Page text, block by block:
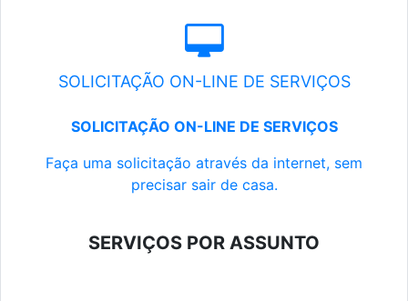
SOLICITAÇÃO ON-LINE DE SERVIÇOS
SOLICITAÇÃO ON-LINE DE SERVIÇOS
Faça uma solicitação através da internet, sem
precisar sair de casa.
SERVIÇOS POR ASSUNTO